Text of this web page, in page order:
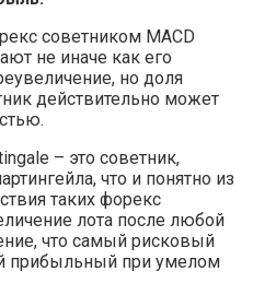
советником MACD
не иначе как его
но доля
действительно может
– это советник,
что и понятно из
таких форекс
лота после любой
что самый рисковый
прибыльный при умелом